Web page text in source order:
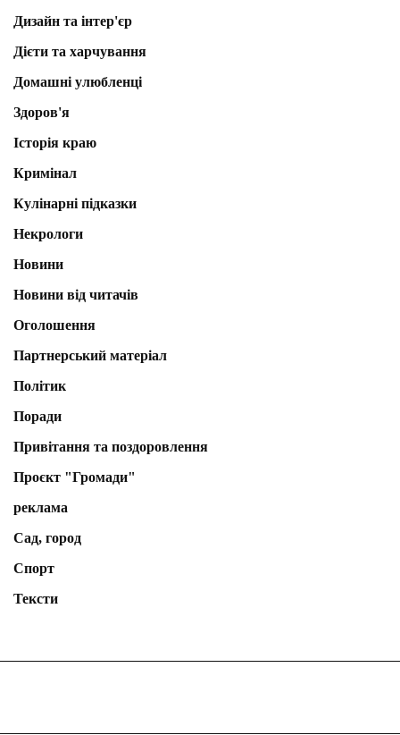
Дизайн та інтер'єр
Дієти та харчування
Домашні улюбленці
Здоров'я
Історія краю
Кримінал
Кулінарні підказки
Некрологи
Новини
Новини від читачів
Оголошення
Партнерський матеріал
Політик
Поради
Привітання та поздоровлення
Проєкт "Громади"
реклама
Сад, город
Спорт
Тексти